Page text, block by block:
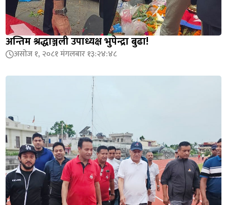
अन्तिम श्रद्धाञ्जली उपाध्यक्ष भुपेन्द्रा बुढा!
असोज १, २०८१ मंगलबार १३:२४:४८